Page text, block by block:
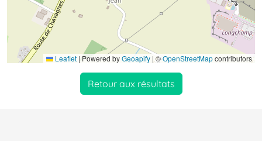
Leaflet | Powered byGeoapify | ©OpenStreetMapcontributors
Retour aux résultats